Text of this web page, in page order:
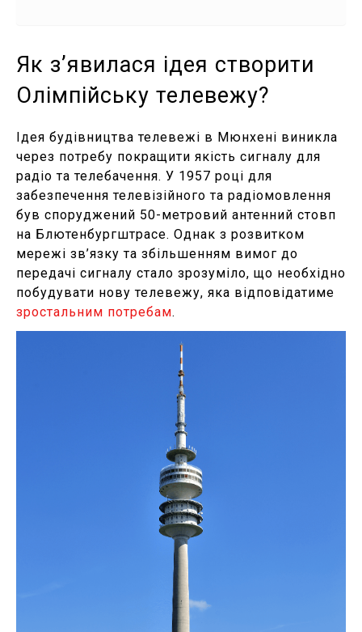
Як з’явилася ідея створити
Олімпійську телевежу?
Ідея будівництва телевежі в Мюнхені виникла
через потребу покращити якість сигналу для
радіо та телебачення. У 1957 році для
забезпечення телевізійного та радіомовлення
був споруджений 50-метровий антенний стовп
на Блютенбургштрасе. Однак з розвитком
мережі зв’язку та збільшенням вимог до
передачі сигналу стало зрозуміло, що необхідно
побудувати нову телевежу, яка відповідатиме
зростальним потребам.